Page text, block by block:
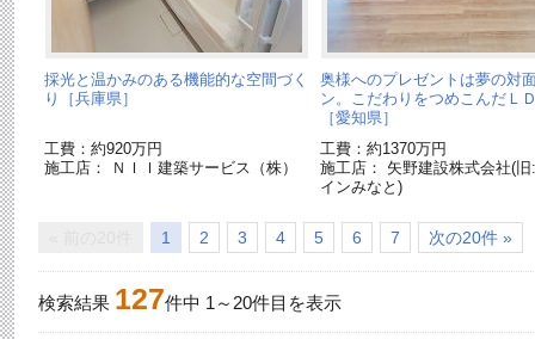
採光と温かみのある機能的な空間づく
り［兵庫県］
工費：約920万円
施工店： ＮＩＩ建築サービス（株）
奥様へのプレゼントは夢の対
ン。こだわりをつめこんだＬ
［愛知県］
工費：約1370万円
施工店： 矢野建設株式会社(
インみなと)
1 2 3 4 5 6 7 次の20件 »
検索結果 127件中 1 ～ 20件目を表示